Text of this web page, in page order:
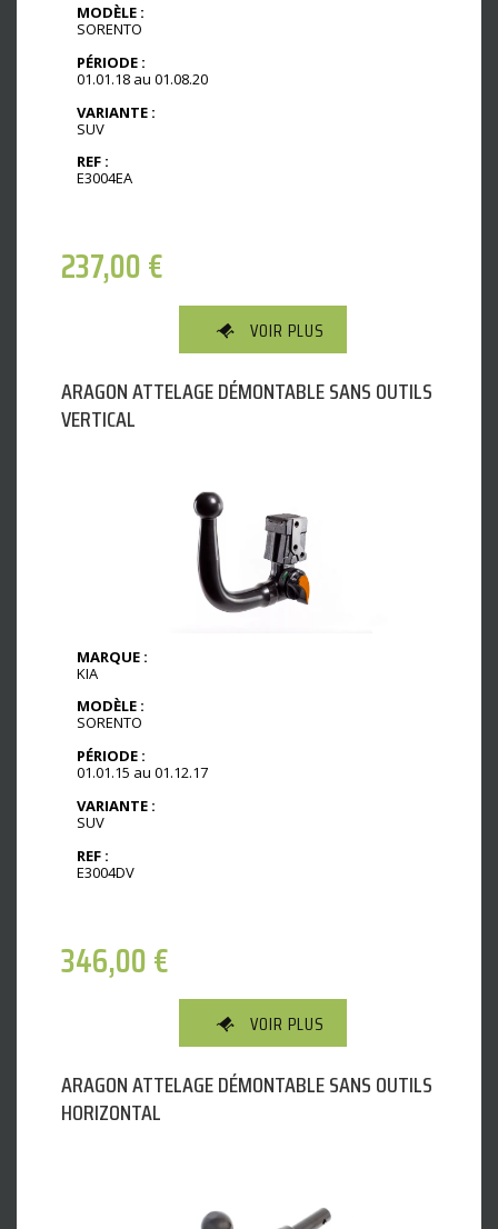
MODÈLE :
SORENTO
PÉRIODE :
01.01.18 au 01.08.20
VARIANTE :
SUV
REF :
E3004EA
237,00€
VOIR PLUS
ARAGON ATTELAGE DÉMONTABLE SANS OUTILS
VERTICAL
MARQUE :
KIA
MODÈLE :
SORENTO
PÉRIODE :
01.01.15 au 01.12.17
VARIANTE :
SUV
REF :
E3004DV
346,00€
VOIR PLUS
ARAGON ATTELAGE DÉMONTABLE SANS OUTILS
HORIZONTAL